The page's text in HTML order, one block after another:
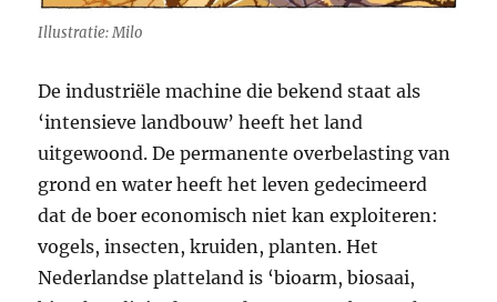
Illustratie: Milo
De industriële machine die bekend staat als
‘intensieve landbouw’ heeft het land
uitgewoond. De permanente overbelasting van
grond en water heeft het leven gedecimeerd
dat de boer economisch niet kan exploiteren:
vogels, insecten, kruiden, planten. Het
Nederlandse platteland is ‘bioarm, biosaai,